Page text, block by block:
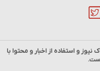
نیوز و استفاده از اخبار و محتوا با